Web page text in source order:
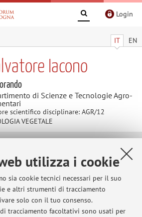
utilizza i cookie
sia cookie tecnici necessari per il suo
e altri strumenti di tracciamento
solo con il tuo consenso.
tracciamento facoltativi sono usati per
Login
IT EN
Iacono
di Scienze e Tecnologie Agro-
scientifico disciplinare: AGR/12
VEGETALE
molecolare di